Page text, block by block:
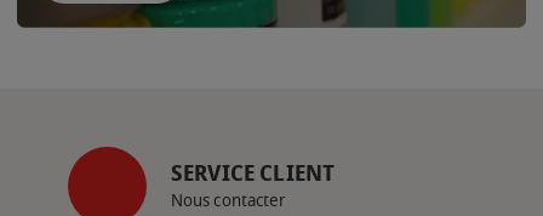
SERVICE CLIENT
Nous contacter